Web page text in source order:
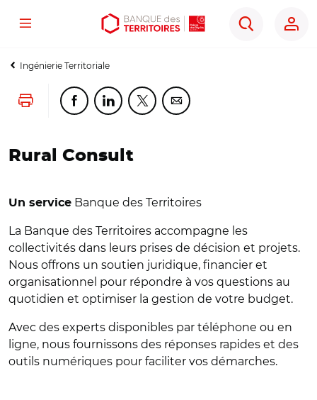
Aller
contenu
Aller
menu
Ouvrir
outils
Menu
Rechercher
Ingénierie Territoriale
Lancer l'impressionPartager cette page sur Facebook
Partager cette page sur Linkedin
Partager cette page sur Twitter
Partager cette page sur
Rural Consult
Un service Banque des Territoires
La Banque des Territoires accompagne les
collectivités dans leurs prises de décision et projets.
Nous offrons un soutien juridique, financier et
organisationnel pour répondre à vos questions au
quotidien et optimiser la gestion de votre budget.
Avec des experts disponibles par téléphone ou en
ligne, nous fournissons des réponses rapides et des
outils numériques pour faciliter vos démarches.